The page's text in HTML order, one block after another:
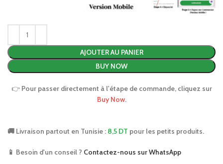
AJOUTER AU PANIER
BUY NOW
👉 Pour passer directement à l'étape de commande, cliquez sur
Buy Now.
🚚 Livraison partout en Tunisie : 8,5 DT pour les petits produits.
📱 Besoin d'un conseil ? Contactez-nous sur WhatsApp